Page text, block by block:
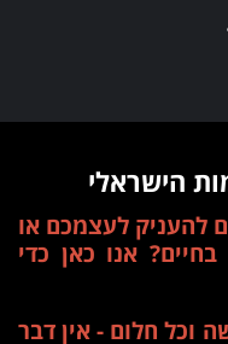
להעניק לעצמכם או
אנו כאן כדי
וכל חלום - אין דבר